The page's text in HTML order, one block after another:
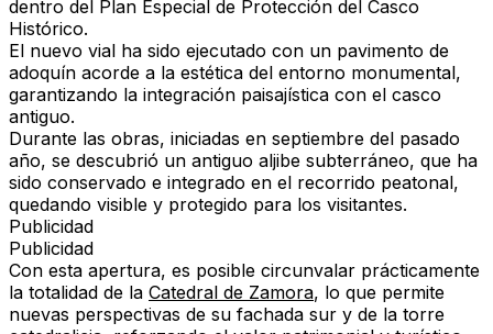
dentro del Plan Especial de Protección del Casco
Histórico.
El nuevo vial ha sido ejecutado con un pavimento de
adoquín acorde a la estética del entorno monumental,
garantizando la integración paisajística con el casco
antiguo.
Durante las obras, iniciadas en septiembre del pasado
año, se descubrió un antiguo aljibe subterráneo, que ha
sido conservado e integrado en el recorrido peatonal,
quedando visible y protegido para los visitantes.
Publicidad
Publicidad
Con esta apertura, es posible circunvalar prácticamente
la totalidad de la Catedral de Zamora, lo que permite
nuevas perspectivas de su fachada sur y de la torre